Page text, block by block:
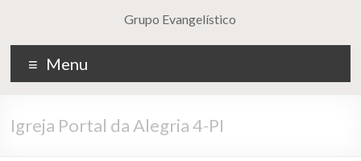
Grupo Evangelístico
Menu
Igreja Portal da Alegria 4-PI